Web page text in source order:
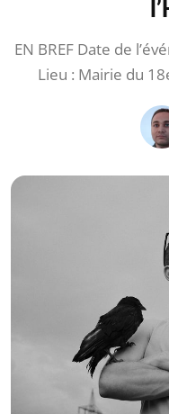
EN BREF Date de
Lieu : Mairie du